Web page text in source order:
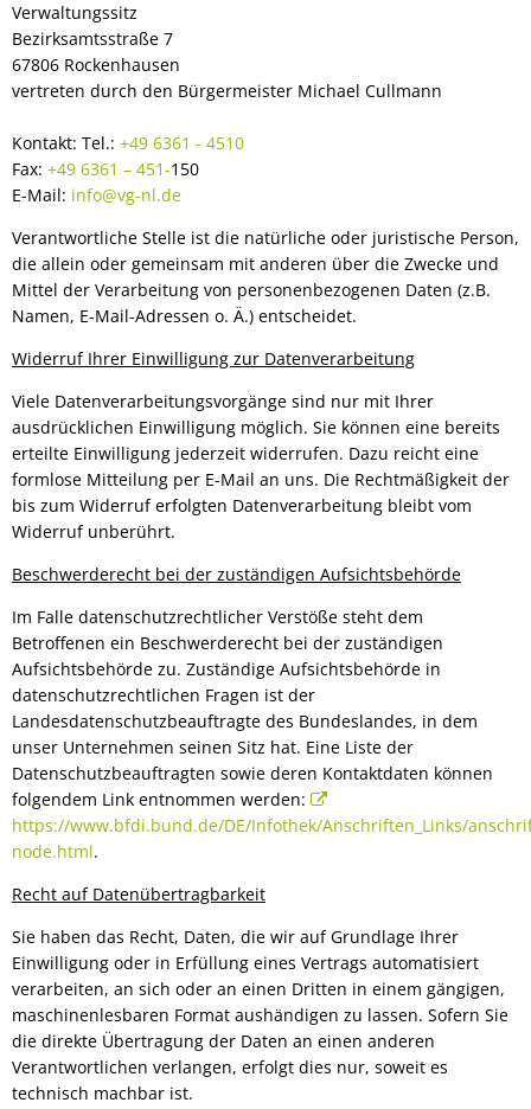
Verwaltungssitz
Bezirksamtsstraße 7
67806 Rockenhausen
vertreten durch den Bürgermeister Michael Cullmann
Kontakt: Tel.: +49 6361 - 4510
Fax: +49 6361 – 451-150
E-Mail: info@vg-nl.de
Verantwortliche Stelle ist die natürliche oder juristische Person,
die allein oder gemeinsam mit anderen über die Zwecke und
Mittel der Verarbeitung von personenbezogenen Daten (z.B.
Namen, E-Mail-Adressen o. Ä.) entscheidet.
Widerruf Ihrer Einwilligung zur Datenverarbeitung
Viele Datenverarbeitungsvorgänge sind nur mit Ihrer
ausdrücklichen Einwilligung möglich. Sie können eine bereits
erteilte Einwilligung jederzeit widerrufen. Dazu reicht eine
formlose Mitteilung per E-Mail an uns. Die Rechtmäßigkeit der
bis zum Widerruf erfolgten Datenverarbeitung bleibt vom
Widerruf unberührt.
Beschwerderecht bei der zuständigen Aufsichtsbehörde
Im Falle datenschutzrechtlicher Verstöße steht dem
Betroffenen ein Beschwerderecht bei der zuständigen
Aufsichtsbehörde zu. Zuständige Aufsichtsbehörde in
datenschutzrechtlichen Fragen ist der
Landesdatenschutzbeauftragte des Bundeslandes, in dem
unser Unternehmen seinen Sitz hat. Eine Liste der
Datenschutzbeauftragten sowie deren Kontaktdaten können
folgendem Link entnommen werden:
https://www.bfdi.bund.de/DE/Infothek/Anschriften_Links/
node.html.
Recht auf Datenübertragbarkeit
Sie haben das Recht, Daten, die wir auf Grundlage Ihrer
Einwilligung oder in Erfüllung eines Vertrags automatisiert
verarbeiten, an sich oder an einen Dritten in einem gängigen,
maschinenlesbaren Format aushändigen zu lassen. Sofern Sie
die direkte Übertragung der Daten an einen anderen
Verantwortlichen verlangen, erfolgt dies nur, soweit es
technisch machbar ist.